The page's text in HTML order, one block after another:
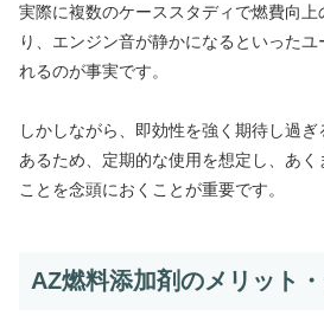
実際に複数のケーススタディで燃費向
り、エンジン音が静かになるといった
れるのが事実です。
しかしながら、即効性を強く期待し過
あるため、定期的な使用を想定し、あく
ことを念頭におくことが重要です。
AZ燃料添加剤のメリット